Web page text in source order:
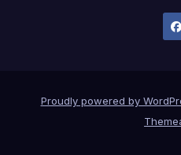
Proudly powered by